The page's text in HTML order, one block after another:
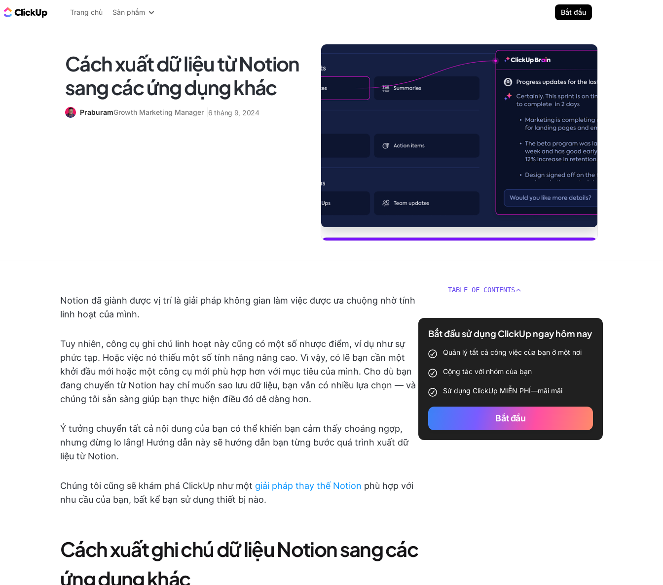
ClickUp Blog
Trang chủ Sản phẩm Bắt đầu
Cách xuất dữ liệu từ Notion
sang các ứng dụng khác
PraburamGrowth Marketing Manager 6 tháng 9, 2024
Notion đã giành được vị trí là giải pháp không gian làm việc được ưa chuộng nhờ tính
linh hoạt của mình.
Tuy nhiên, công cụ ghi chú linh hoạt này cũng có một số nhược điểm, ví dụ như sự
phức tạp. Hoặc việc nó thiếu một số tính năng nâng cao. Vì vậy, có lẽ bạn cần một
khởi đầu mới hoặc một công cụ mới phù hợp hơn với mục tiêu của mình. Cho dù bạn
đang chuyển từ Notion hay chỉ muốn sao lưu dữ liệu, bạn vẫn có nhiều lựa chọn — và
chúng tôi sẵn sàng giúp bạn thực hiện điều đó dễ dàng hơn.
Ý tưởng chuyển tất cả nội dung của bạn có thể khiến bạn cảm thấy choáng ngợp,
nhưng đừng lo lắng! Hướng dẫn này sẽ hướng dẫn bạn từng bước quá trình xuất dữ
liệu từ Notion.
Chúng tôi cũng sẽ khám phá ClickUp như một giải pháp thay thế Notion phù hợp với
nhu cầu của bạn, bất kể bạn sử dụng thiết bị nào.
Cách xuất ghi chú dữ liệu Notion sang các
ứng dụng khác
TABLE OF CONTENTS
Bắt đầu sử dụng ClickUp ngay hôm nay
Quản lý tất cả công việc của bạn ở một nơi
Cộng tác với nhóm của bạn
Sử dụng ClickUp MIỄN PHÍ—mãi mãi
Bắt đầu